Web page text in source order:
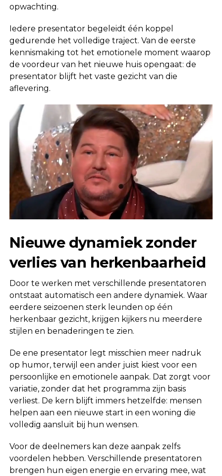
opwachting.
Iedere presentator begeleidt één koppel
gedurende het volledige traject. Van de eerste
kennismaking tot het emotionele moment waarop
de voordeur van het nieuwe huis opengaat: de
presentator blijft het vaste gezicht van die
aflevering.
Nieuwe dynamiek zonder
verlies van herkenbaarheid
Door te werken met verschillende presentatoren
ontstaat automatisch een andere dynamiek. Waar
eerdere seizoenen sterk leunden op één
herkenbaar gezicht, krijgen kijkers nu meerdere
stijlen en benaderingen te zien.
De ene presentator legt misschien meer nadruk
op humor, terwijl een ander juist kiest voor een
persoonlijke en emotionele aanpak. Dat zorgt voor
variatie, zonder dat het programma zijn basis
verliest. De kern blijft immers hetzelfde: mensen
helpen aan een nieuwe start in een woning die
volledig aansluit bij hun wensen.
Voor de deelnemers kan deze aanpak zelfs
voordelen hebben. Verschillende presentatoren
brengen hun eigen energie en ervaring mee, wat